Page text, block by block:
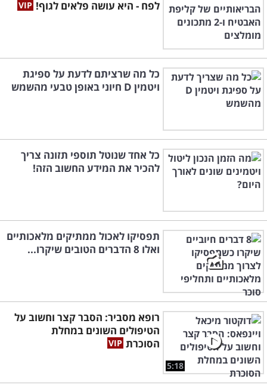
לפח - היא עושה פלאים לגוף!
כל מה שרציתם לדעת על ספיגת
ויטמין D חיוני באופן טבעי מהשמש
כל אחד שנוטל תוספי תזונה צריך
להכיר את המידע החשוב הזה!
תפסיקו לאכול ממתיקים מלאכותיים
ואלו 8 הדברים הטובים שיקרו...
5:18
רופא מסביר: הסבר קצר וחשוב על
הטיפולים השונים במחלת
הסוכרת